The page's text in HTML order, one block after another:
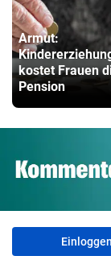
Armut:
kostet Frauen
Pension